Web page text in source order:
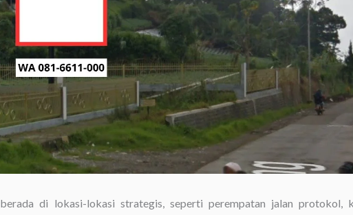
berada di lokasi-lokasi strategis, seperti perempatan jalan protokol,